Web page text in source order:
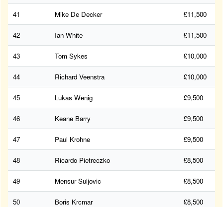
41 Mike De Decker £11,500
42 Ian White £11,500
43 Tom Sykes £10,000
44 Richard Veenstra £10,000
45 Lukas Wenig £9,500
46 Keane Barry £9,500
47 Paul Krohne £9,500
48 Ricardo Pietreczko £8,500
49 Mensur Suljovic £8,500
50 Boris Krcmar £8,500